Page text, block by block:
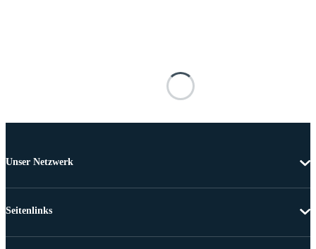
Unser Netzwerk
Seitenlinks